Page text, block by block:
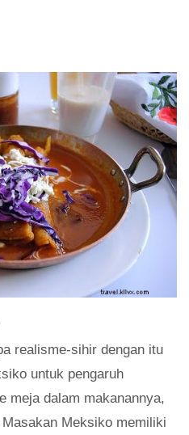
realisme-sihir dengan itu
untuk pengaruh
meja dalam makanannya,
Meksiko memiliki